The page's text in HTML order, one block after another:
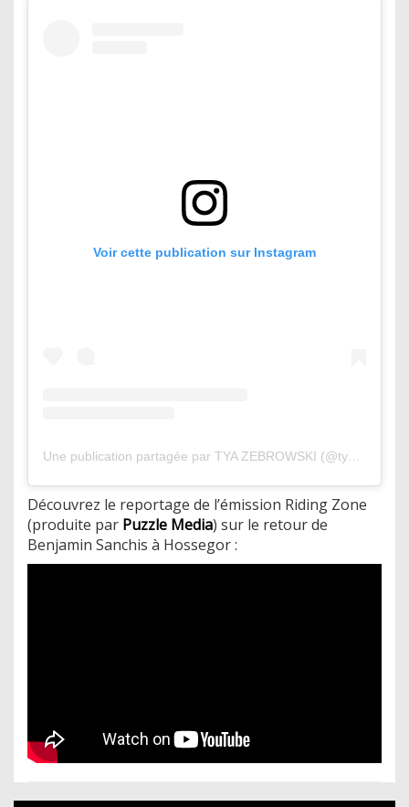
Voir cette publication sur Instagram
Découvrez le reportage de l’émission Riding Zone
(produite par Puzzle Media) sur le retour de
Benjamin Sanchis à Hossegor :